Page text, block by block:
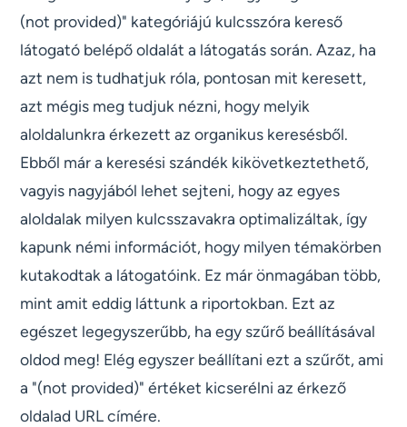
(not provided)" kategóriájú kulcsszóra kereső
látogató belépő oldalát a látogatás során. Azaz, ha
azt nem is tudhatjuk róla, pontosan mit keresett,
azt mégis meg tudjuk nézni, hogy melyik
aloldalunkra érkezett az organikus keresésből.
Ebből már a keresési szándék kikövetkeztethető,
vagyis nagyjából lehet sejteni, hogy az egyes
aloldalak milyen kulcsszavakra optimalizáltak, így
kapunk némi információt, hogy milyen témakörben
kutakodtak a látogatóink. Ez már önmagában több,
mint amit eddig láttunk a riportokban. Ezt az
egészet legegyszerűbb, ha egy szűrő beállításával
oldod meg! Elég egyszer beállítani ezt a szűrőt, ami
a "(not provided)" értéket kicserélni az érkező
oldalad URL címére.